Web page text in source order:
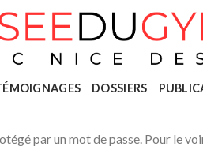
DOSSIERS
par un mot de passe. Pour le